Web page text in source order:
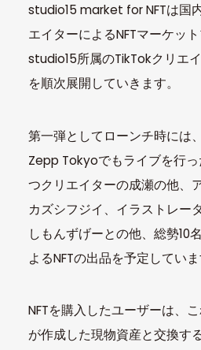
studio15 market for NFTは国
エイターによるNFTマーケット
studio15所属のTikTokクリエ
を順次展開していきます。
第一弾としてローンチ時には
Zepp Tokyoでもライブを行
つクリエイターの成瀬の他、
カズシフジイ、イラストレー
しもんずげーとの他、総勢10
よるNFTの出品を予定していま
NFTを購入したユーザーは、
が作成した現物資産と交換す